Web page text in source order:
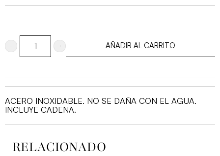
MEDALLA
PERLAS
CM
AÑADIR AL CARRITO
ACERO INOXIDABLE. NO SE DAÑA CON EL AGUA.
INCLUYE CADENA.
RELACIONADO